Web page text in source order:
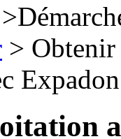
>
> Obtenir